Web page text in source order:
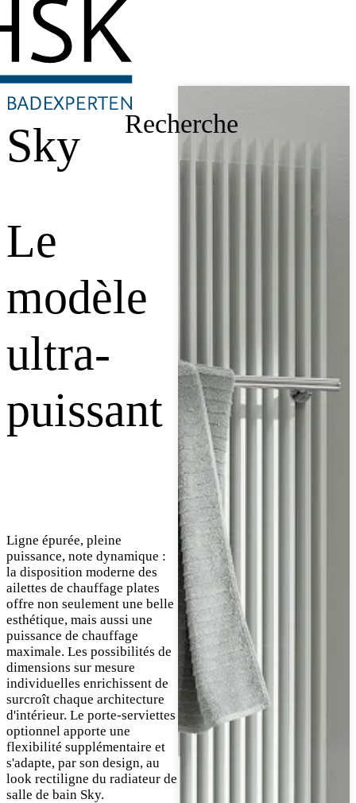
Recherche
Sky
Le
modèle
ultra-
puissant
Ligne épurée, pleine
puissance, note dynamique :
la disposition moderne des
ailettes de chauffage plates
offre non seulement une belle
esthétique, mais aussi une
puissance de chauffage
maximale. Les possibilités de
dimensions sur mesure
individuelles enrichissent de
surcroît chaque architecture
d'intérieur. Le porte-serviettes
optionnel apporte une
flexibilité supplémentaire et
s'adapte, par son design, au
look rectiligne du radiateur de
salle de bain Sky.